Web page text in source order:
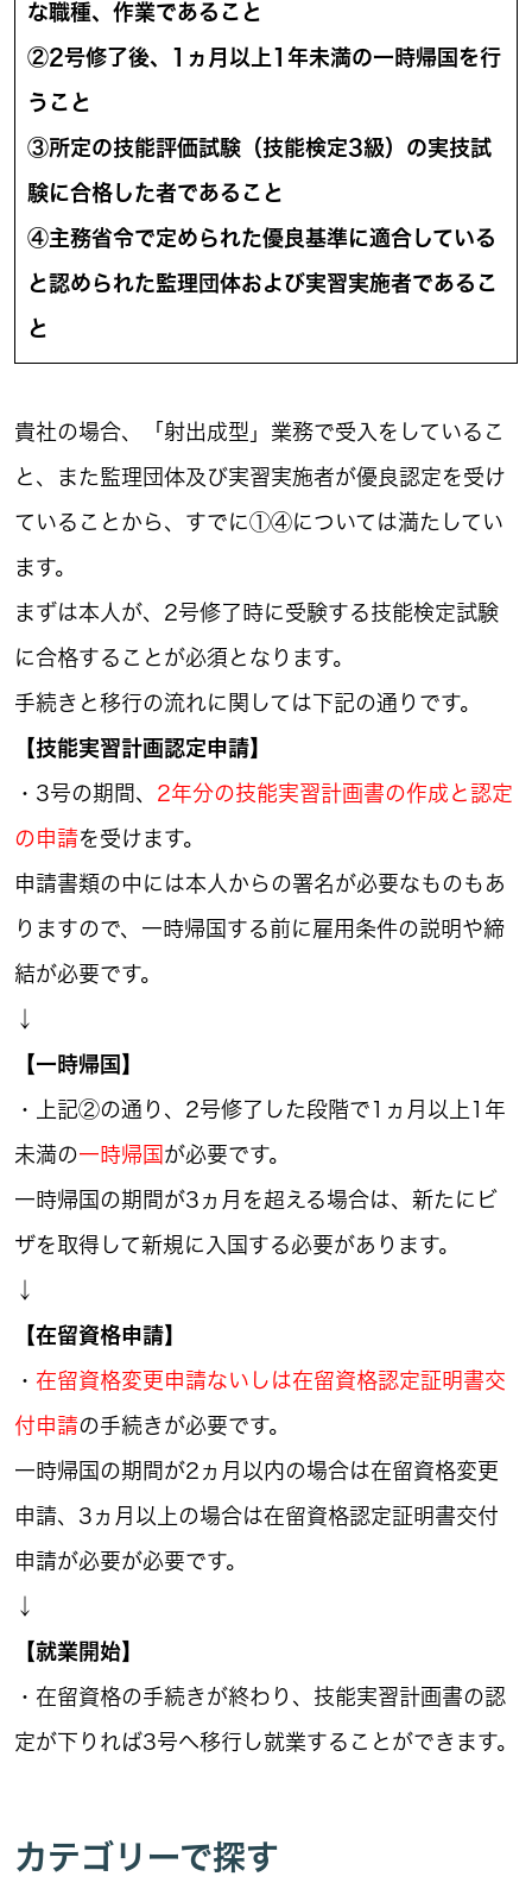
な職種、作業であること
②2号修了後、1ヵ月以上1年未満の一時帰国を行
うこと
③所定の技能評価試験（技能検定3級）の実技試
験に合格した者であること
④主務省令で定められた優良基準に適合している
と認められた監理団体および実習実施者であるこ
と
貴社の場合、「射出成型」業務で受入をしているこ
と、また監理団体及び実習実施者が優良認定を受け
ていることから、すでに①④については満たしてい
ます。
まずは本人が、2号修了時に受験する技能検定試験
に合格することが必須となります。
手続きと移行の流れに関しては下記の通りです。
【技能実習計画認定申請】
・3号の期間、 2年分の技能実習計画書の作成と認定
の申請を受けます。
申請書類の中には本人からの署名が必要なものもあ
りますので、一時帰国する前に雇用条件の説明や締
結が必要です。
↓
【一時帰国】
・上記②の通り、2号修了した段階で1ヵ月以上1年
未満の一時帰国 が必要です。
一時帰国の期間が3ヵ月を超える場合は、新たにビ
ザを取得して新規に入国する必要があります。
↓
【在留資格申請】
・ 在留資格変更申請ないしは在留資格認定証明書交
付申請の手続きが必要です。
一時帰国の期間が2ヵ月以内の場合は在留資格変更
申請、3ヵ月以上の場合は在留資格認定証明書交付
申請が必要が必要です。
↓
【就業開始】
・在留資格の手続きが終わり、技能実習計画書の認
定が下りれば3号へ移行し就業することができます。
カテゴリーで探す